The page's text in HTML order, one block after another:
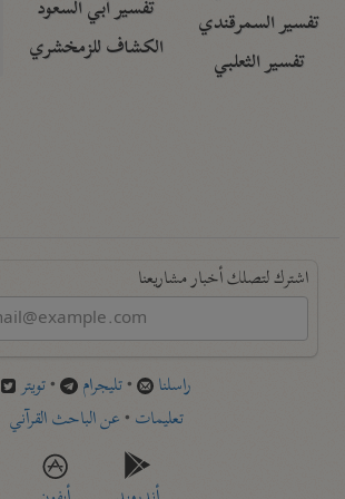
تفسير السمرقندي
تفسير الثعلبي
تفسير أبي السعود
الكشاف للزمخشري
اشترك لتصلك أخبار مشاريعنا
راسلنا •تليجرام •تويتر
تعليمات •عن الباحث القرآني